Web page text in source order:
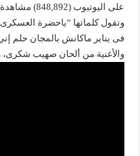
على اليوتيوب (848,892) مشاهدة.
وتقول كلماتها “ياحضرة العسكرى
فى يناير ماكانش بالمجان حلم
والأغنية من ألحان صهيب